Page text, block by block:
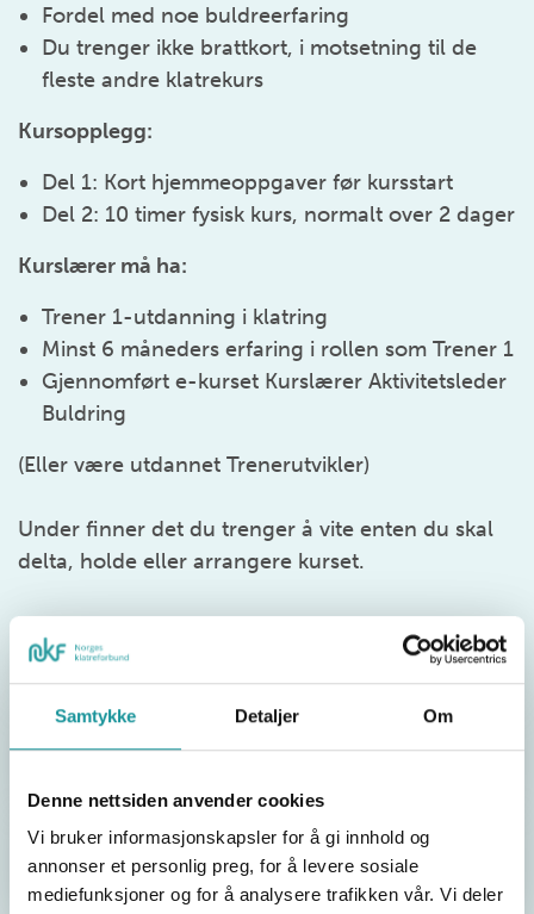
Samtykke Detaljer Om
Denne nettsiden anvender cookies
Vi bruker informasjonskapsler for å gi innhold og
annonser et personlig preg, for å levere sosiale
mediefunksjoner og for å analysere trafikken vår. Vi deler
Fordel med noe buldreerfaring
Du trenger ikke brattkort, i motsetning til de
fleste andre klatrekurs
Kursopplegg:
Del 1: Kort hjemmeoppgaver før kursstart
Del 2: 10 timer fysisk kurs, normalt over 2 dager
Kurslærer må ha:
Trener 1-utdanning i klatring
Minst 6 måneders erfaring i rollen som Trener 1
Gjennomført e-kurset Kurslærer Aktivitetsleder
Buldring
(Eller være utdannet Trenerutvikler)
Under finner det du trenger å vite enten du skal
delta, holde eller arrangere kurset.
For deltager
For kurslærer
For arrangør/klatreklubb